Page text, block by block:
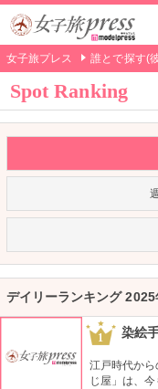
女子旅プレス 誰とで探す(
Spot Ranking
デイリーランキング
1 染絵
江戸時代か
じ屋」は、